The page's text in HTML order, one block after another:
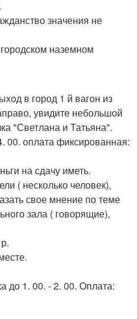
значения не
наземном
в город 1 й вагон из
увидите небольшой
"Светлана и Татьяна".
00. оплата фиксированная:
на сдачу иметь.
( несколько человек),
свое мнение по теме
зала ( говорящие),
до 1. 00. - 2. 00. Оплата: